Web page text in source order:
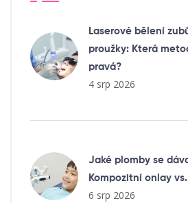
Laserové bělení
proužky: Která
pravá?
4 srp 2026
Jaké plomby se
Kompozitní onlay
6 srp 2026